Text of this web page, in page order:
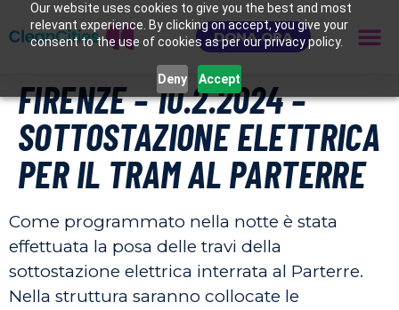
Our website uses cookies to give you the best and most
relevant experience. By clicking on accept, you give your
consent to the use of cookies as per our privacy policy.
Deny Accept
DONA ORA
FIRENZE – 10.2.2024 –
SOTTOSTAZIONE ELETTRICA
PER IL TRAM AL PARTERRE
Come programmato nella notte è stata
effettuata la posa delle travi della
sottostazione elettrica interrata al Parterre.
Nella struttura saranno collocate le